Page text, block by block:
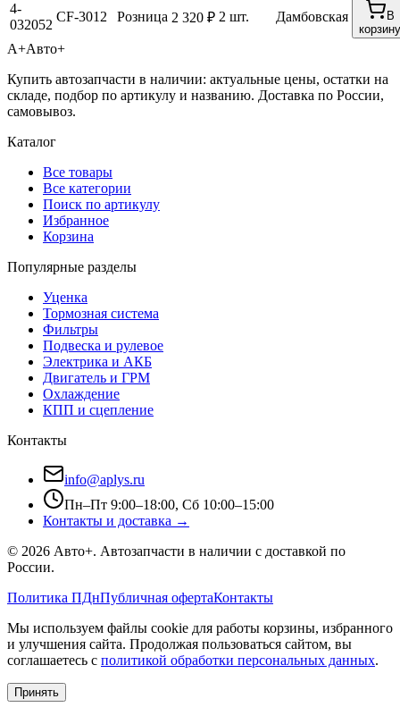
4-
032052
CF-3012 Розница 2 320 ₽ 2 шт. Дамбовская
В
корзину
А+Авто+
Купить автозапчасти в наличии: актуальные цены, остатки на
складе, подбор по артикулу и названию. Доставка по России,
самовывоз.
Каталог
Все товары
Все категории
Поиск по артикулу
Избранное
Корзина
Популярные разделы
Уценка
Тормозная система
Фильтры
Подвеска и рулевое
Электрика и АКБ
Двигатель и ГРМ
Охлаждение
КПП и сцепление
Контакты
info@aplys.ru
Пн–Пт 9:00–18:00, Сб 10:00–15:00
Контакты и доставка →
© 2026 Авто+. Автозапчасти в наличии с доставкой по
России.
Политика ПДнПубличная офертаКонтакты
Мы используем файлы cookie для работы корзины, избранного
и улучшения сайта. Продолжая пользоваться сайтом, вы
соглашаетесь с политикой обработки персональных данных.
Принять